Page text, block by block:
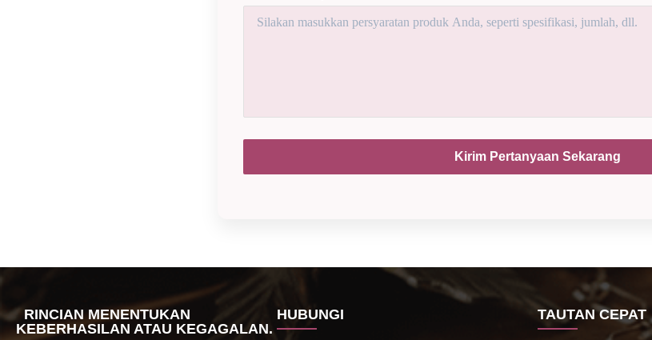
Kirim Pertanyaan Sekarang
RINCIAN MENENTUKAN
KEBERHASILAN ATAU KEGAGALAN.
HUBUNGI TAUTAN CEPAT